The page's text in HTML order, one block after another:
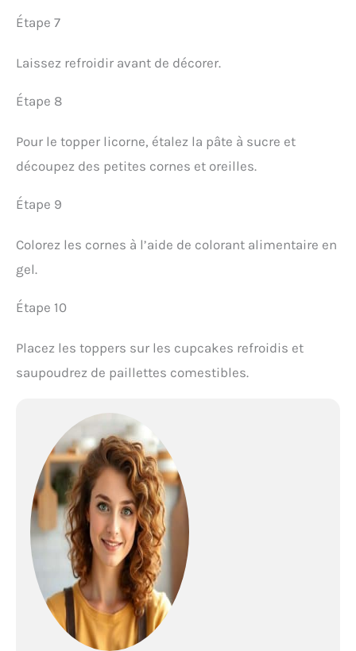
Étape 7
Laissez refroidir avant de décorer.
Étape 8
Pour le topper licorne, étalez la pâte à sucre et
découpez des petites cornes et oreilles.
Étape 9
Colorez les cornes à l’aide de colorant alimentaire en
gel.
Étape 10
Placez les toppers sur les cupcakes refroidis et
saupoudrez de paillettes comestibles.